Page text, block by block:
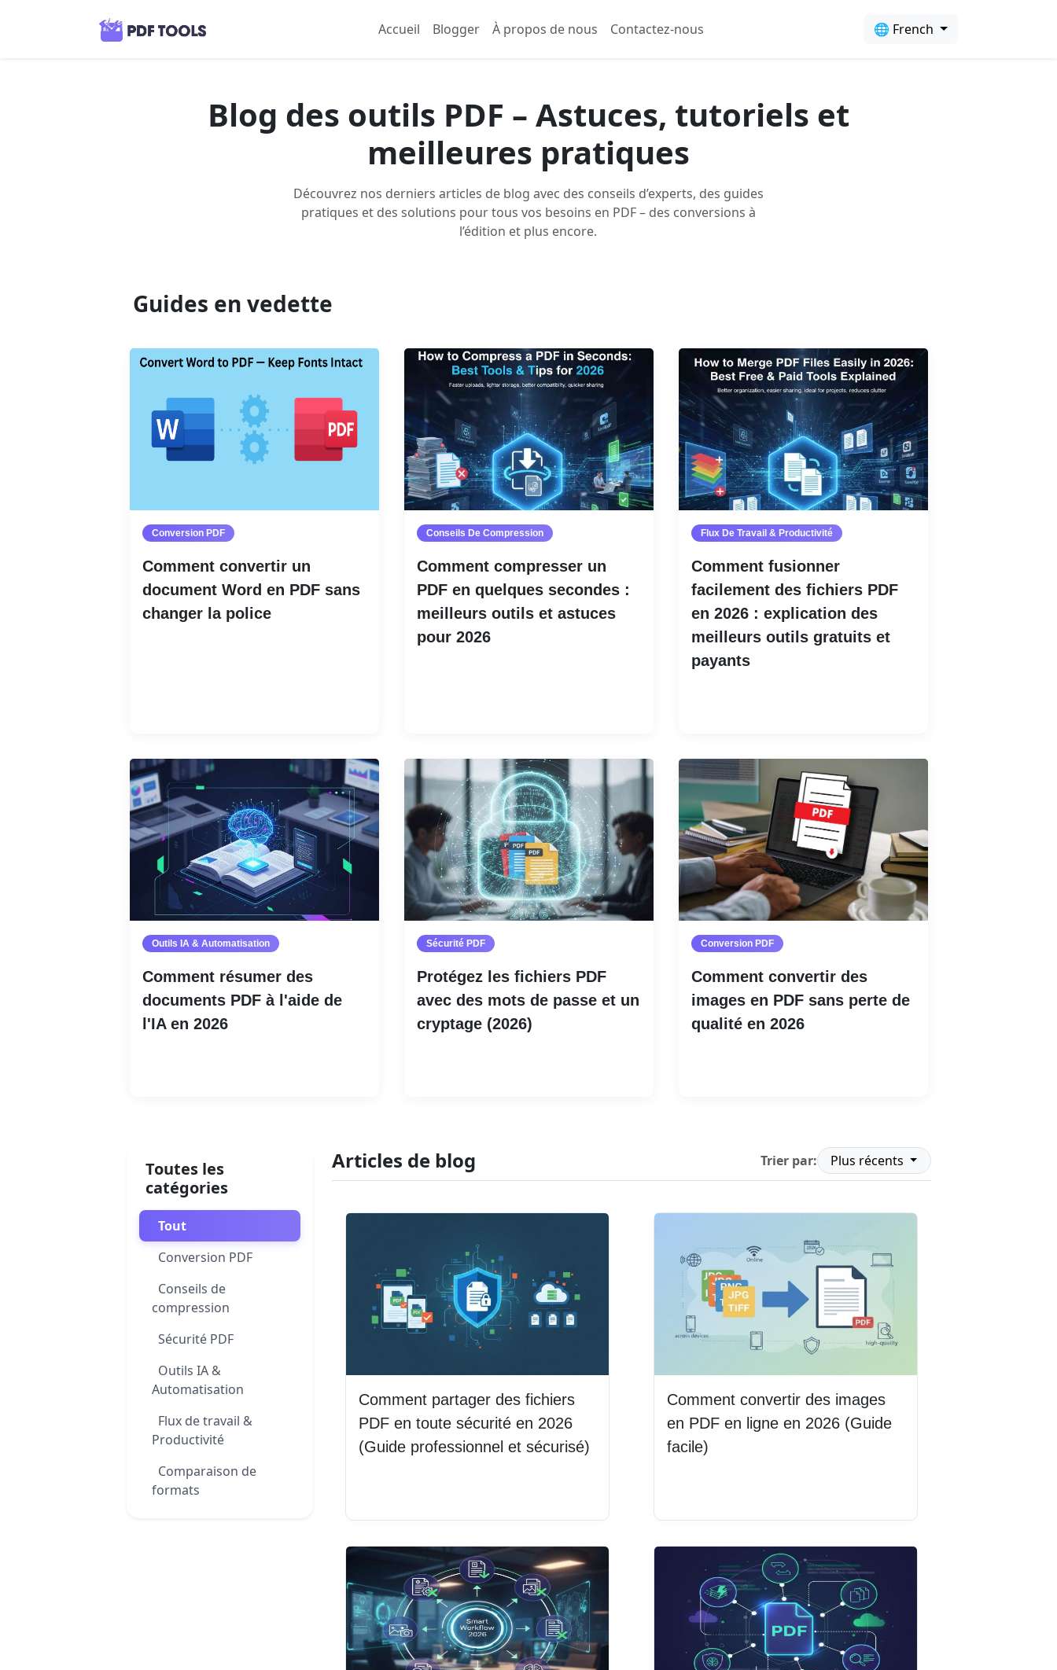
Accueil Blogger À propos de nous Contactez-nous 🌐 French
Blog des outils PDF – Astuces, tutoriels et
meilleures pratiques
Découvrez nos derniers articles de blog avec des conseils d’experts, des guides
pratiques et des solutions pour tous vos besoins en PDF – des conversions à
l’édition et plus encore.
Guides en vedette
Conversion PDF
Comment convertir un
document Word en PDF sans
changer la police
Conseils De Compression
Comment compresser un
PDF en quelques secondes :
meilleurs outils et astuces
pour 2026
Flux De Travail & Productivité
Comment fusionner
facilement des fichiers PDF
en 2026 : explication des
meilleurs outils gratuits et
payants
Outils IA & Automatisation
Comment résumer des
documents PDF à l'aide de
l'IA en 2026
Sécurité PDF
Protégez les fichiers PDF
avec des mots de passe et un
cryptage (2026)
Conversion PDF
Comment convertir des
images en PDF sans perte de
qualité en 2026
Toutes les
catégories
Tout
Conversion PDF
Conseils de
compression
Sécurité PDF
Outils IA &
Automatisation
Flux de travail &
Productivité
Comparaison de
formats
Articles de blog Trier par: Plus récents
Comment partager des fichiers
PDF en toute sécurité en 2026
(Guide professionnel et sécurisé)
Comment convertir des images
en PDF en ligne en 2026 (Guide
facile)